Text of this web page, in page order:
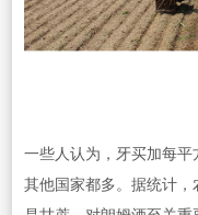
一些人认为，牙买加每
其他国家都多。据统计